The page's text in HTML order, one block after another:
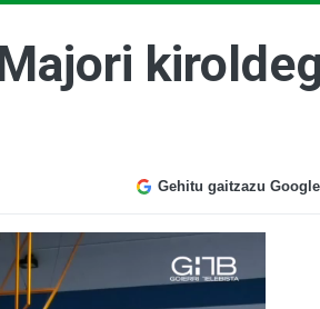
Gehitu gaitzazu